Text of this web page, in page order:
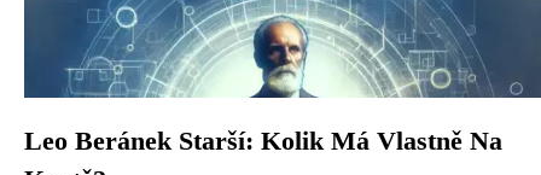
Leo Beránek Starší: Kolik Má Vlastně Na